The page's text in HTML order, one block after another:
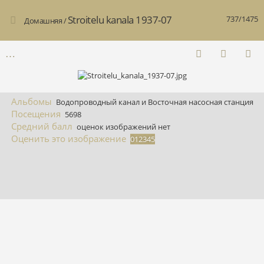
737/1475
Домашняя/Stroitelu kanala 1937-07
Альбомы Водопроводный канал и Восточная насосная станция
Посещения 5698
Средний балл оценок изображений нет
Оценить это изображение